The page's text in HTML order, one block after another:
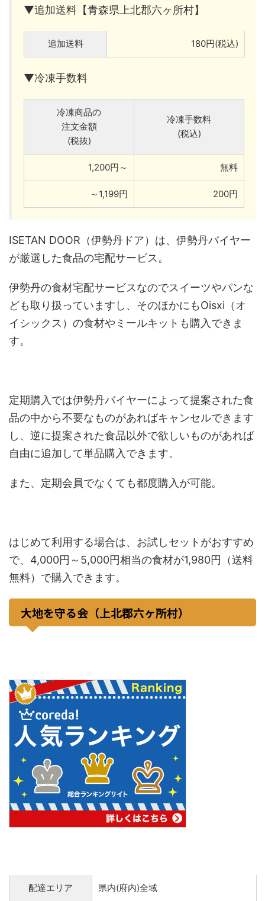
▼追加送料【青森県上北郡六ヶ所村】
追加送料 180円(税込)
▼冷凍手数料
冷凍商品の
注文金額
(税抜)
冷凍手数料
(税込)
1,200円～ 無料
～1,199円 200円
ISETAN DOOR（伊勢丹ドア）は、伊勢丹バイヤー
が厳選した食品の宅配サービス。
伊勢丹の食材宅配サービスなのでスイーツやパンな
ども取り扱っていますし、そのほかにもOisxi（オ
イシックス）の食材やミールキットも購入できま
す。
定期購入では伊勢丹バイヤーによって提案された食
品の中から不要なものがあればキャンセルできます
し、逆に提案された食品以外で欲しいものがあれば
自由に追加して単品購入できます。
また、定期会員でなくても都度購入が可能。
はじめて利用する場合は、お試しセットがおすすめ
で、4,000円～5,000円相当の食材が1,980円（送料
無料）で購入できます。
大地を守る会（上北郡六ヶ所村）
配達エリア 県内(府内)全域